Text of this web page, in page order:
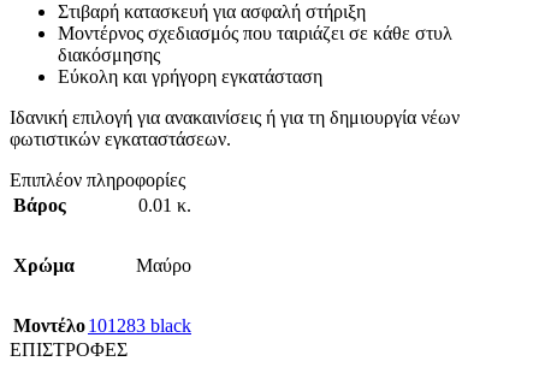
Στιβαρή κατασκευή για ασφαλή στήριξη
Μοντέρνος σχεδιασμός που ταιριάζει σε κάθε στυλ
διακόσμησης
Εύκολη και γρήγορη εγκατάσταση
Ιδανική επιλογή για ανακαινίσεις ή για τη δημιουργία νέων
φωτιστικών εγκαταστάσεων.
Επιπλέον πληροφορίες
Βάρος
0.01 κ.
Χρώμα Μαύρο
Mοντέλο101283 black
ΕΠΙΣΤΡΟΦΕΣ